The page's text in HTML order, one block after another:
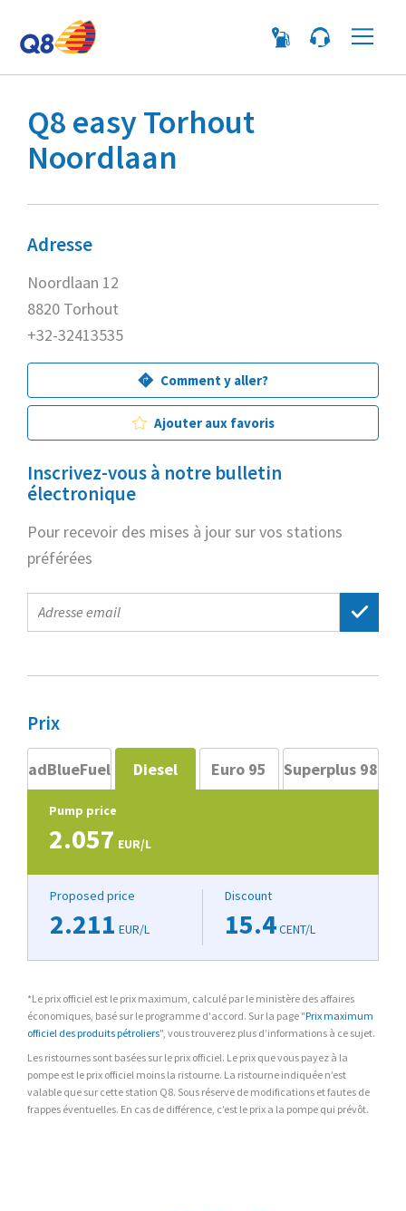
Q8 easy Torhout
Noordlaan
Adresse
Noordlaan 12
8820 Torhout
+32-32413535
Comment y aller?
Ajouter aux favoris
Inscrivez-vous à notre bulletin
électronique
Pour recevoir des mises à jour sur vos stations
préférées
E-
mail
Prix
adBlueFuel Diesel Euro 95 Superplus 98
Pump price
2.057 EUR/L
Proposed price
2.211 EUR/L
Discount
15.4CENT/L
*Le prix officiel est le prix maximum, calculé par le ministère des affaires
économiques, basé sur le programme d'accord. Sur la page "Prix maximum
officiel des produits pétroliers", vous trouverez plus d’informations à ce sujet.
Les ristournes sont basées sur le prix officiel. Le prix que vous payez à la
pompe est le prix officiel moins la ristourne. La ristourne indiquée n’est
valable que sur cette station Q8. Sous réserve de modifications et fautes de
frappes éventuelles. En cas de différence, c’est le prix a la pompe qui prévôt.